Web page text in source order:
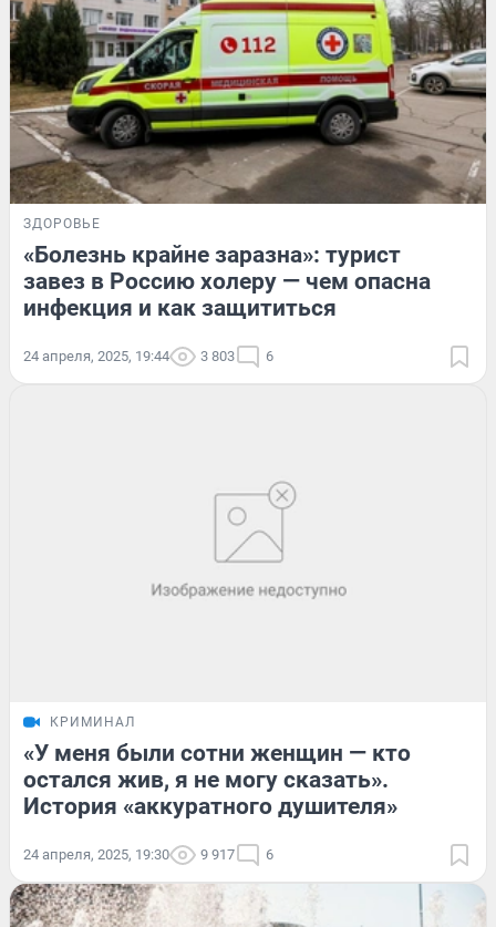
ЗДОРОВЬЕ
«Болезнь крайне заразна»: турист
завез в Россию холеру — чем опасна
инфекция и как защититься
24 апреля, 2025, 19:44 3 803 6
КРИМИНАЛ
«У меня были сотни женщин — кто
остался жив, я не могу сказать».
История «аккуратного душителя»
24 апреля, 2025, 19:30 9 917 6